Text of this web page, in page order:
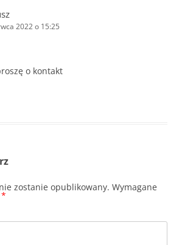
2022 o 15:25
o kontakt
zostanie opublikowany. Wymagane
*